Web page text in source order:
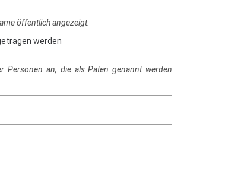
öffentlich angezeigt.
werden
Personen an, die als Paten genannt werden